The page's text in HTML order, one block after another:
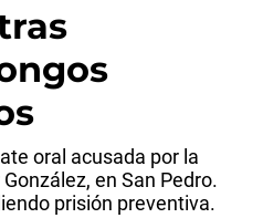
oral acusada por la
en San Pedro.
prisión preventiva.